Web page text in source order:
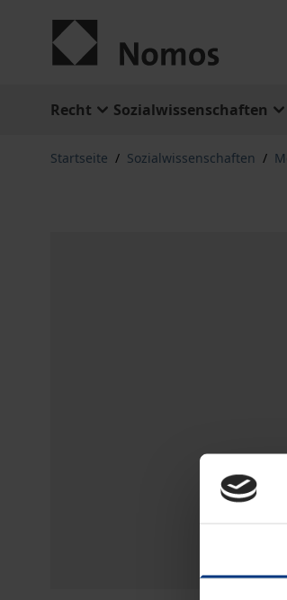
Recht Sozialwissenschaften
Startseite / Sozialwissenschaften /